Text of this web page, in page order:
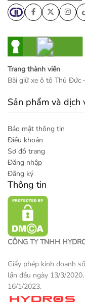
Trang thành viên
Bãi giữ xe ô tô Thủ Đức
Sản phẩm và dịch
Bảo mật thông tin
Điều khoản
Sơ đồ trang
Đăng nhập
Đăng ký
Thông tin
CÔNG TY TNHH
Giấy phép kinh doanh
lần đầu ngày 13/3/
16/1/2023.